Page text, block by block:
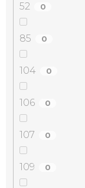
52 0
85 0
104 0
106 0
107 0
109 0